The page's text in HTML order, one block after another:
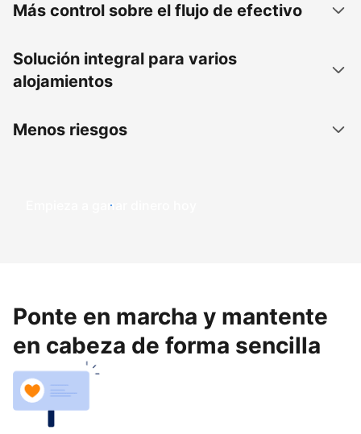
Más control sobre el flujo de efectivo
Solución integral para varios
alojamientos
Menos riesgos
Empieza a ganar dinero hoy
Ponte en marcha y mantente
en cabeza de forma sencilla